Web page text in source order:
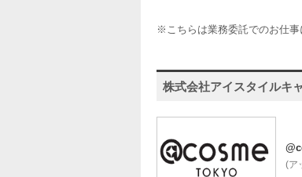
※こちらは業務委託でのお仕事
株式会社アイスタイルキ
(ア